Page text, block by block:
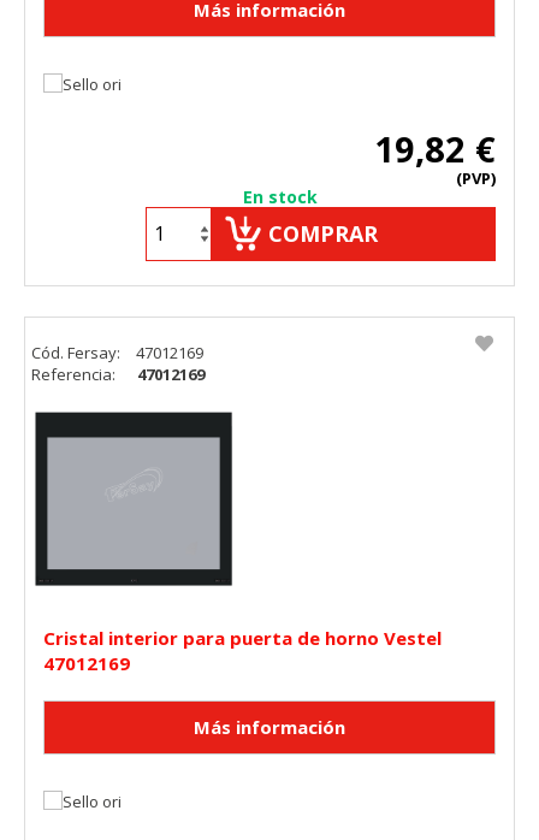
19,82 €
(PVP)
En stock
COMPRAR
Cristal interior para puerta de horno Vestel
47012169
Cód. Fersay:
47012169
Referencia:
47012169